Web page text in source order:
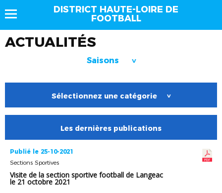
DISTRICT HAUTE-LOIRE DE
FOOTBALL
ACTUALITÉS
Saisons >
Sélectionnez une catégorie >
Les dernières publications
Publié le 25-10-2021
Sections Sportives
Visite de la section sportive football de Langeac
le 21 octobre 2021